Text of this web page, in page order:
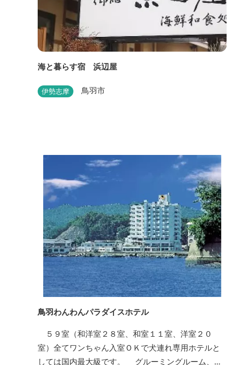
海と暮らす宿 浜辺屋
伊勢志摩 鳥羽市
鳥羽わんわんパラダイスホテル
５９室（和洋室２８室、和室１１室、洋室２０
室）全てワンちゃん入室ＯＫで犬連れ専用ホテルと
しては国内最大級です。 グルーミングルーム、プ